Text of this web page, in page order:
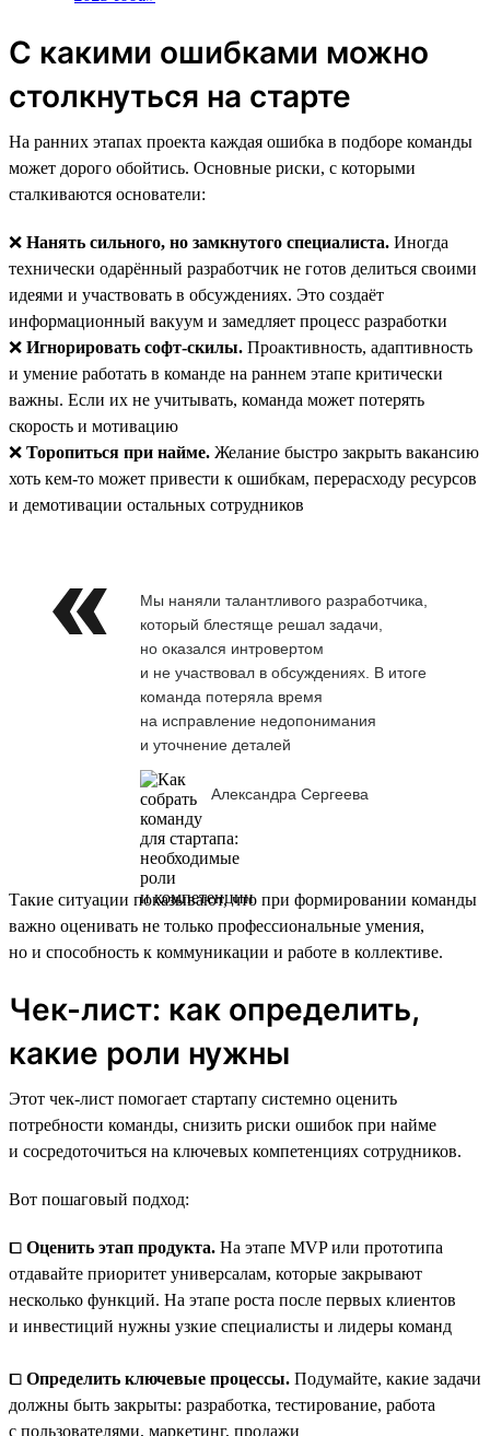
С какими ошибками можно
столкнуться на старте
На ранних этапах проекта каждая ошибка в подборе команды
может дорого обойтись. Основные риски, с которыми
сталкиваются основатели:
❌ Нанять сильного, но замкнутого специалиста. Иногда
технически одарённый разработчик не готов делиться своими
идеями и участвовать в обсуждениях. Это создаёт
информационный вакуум и замедляет процесс разработки
❌ Игнорировать софт-скилы. Проактивность, адаптивность
и умение работать в команде на раннем этапе критически
важны. Если их не учитывать, команда может потерять
скорость и мотивацию
❌ Торопиться при найме. Желание быстро закрыть вакансию
хоть кем-то может привести к ошибкам, перерасходу ресурсов
и демотивации остальных сотрудников
Мы наняли талантливого разработчика,
который блестяще решал задачи,
но оказался интровертом
и не участвовал в обсуждениях. В итоге
команда потеряла время
на исправление недопонимания
и уточнение деталей
Александра Сергеева
Такие ситуации показывают, что при формировании команды
важно оценивать не только профессиональные умения,
но и способность к коммуникации и работе в коллективе.
Чек-лист: как определить,
какие роли нужны
Этот чек-лист помогает стартапу системно оценить
потребности команды, снизить риски ошибок при найме
и сосредоточиться на ключевых компетенциях сотрудников.
Вот пошаговый подход:
⧠ Оценить этап продукта. На этапе MVP или прототипа
отдавайте приоритет универсалам, которые закрывают
несколько функций. На этапе роста после первых клиентов
и инвестиций нужны узкие специалисты и лидеры команд
⧠ Определить ключевые процессы. Подумайте, какие задачи
должны быть закрыты: разработка, тестирование, работа
с пользователями, маркетинг, продажи